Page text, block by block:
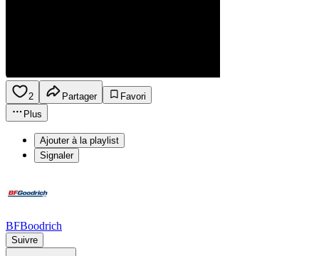
2 Partager
Favori
Plus
Ajouter à la playlist
Signaler
BFBoodrich
Suivre